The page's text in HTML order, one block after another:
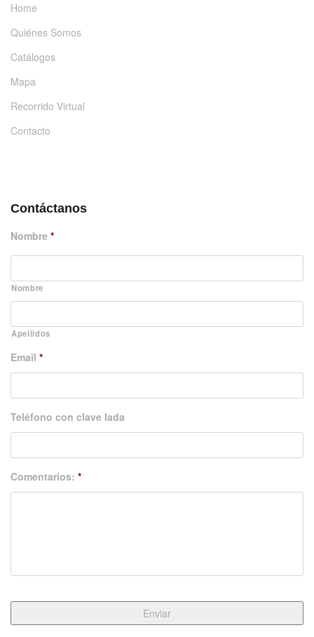
Home
Quiénes Somos
Catálogos
Mapa
Recorrido Virtual
Contacto
Contáctanos
Nombre *
Nombre
Apellidos
Email *
Teléfono con clave lada
Comentarios: *